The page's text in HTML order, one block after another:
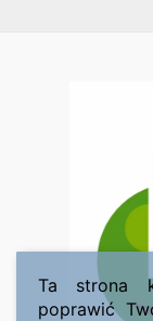
Ta strona
poprawić